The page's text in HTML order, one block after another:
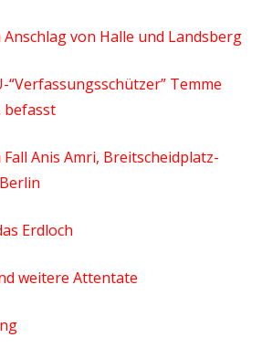
von Halle und Landsberg
“Verfassungsschützer” Temme
befasst
Anis Amri, Breitscheidplatz-
Erdloch
weitere Attentate